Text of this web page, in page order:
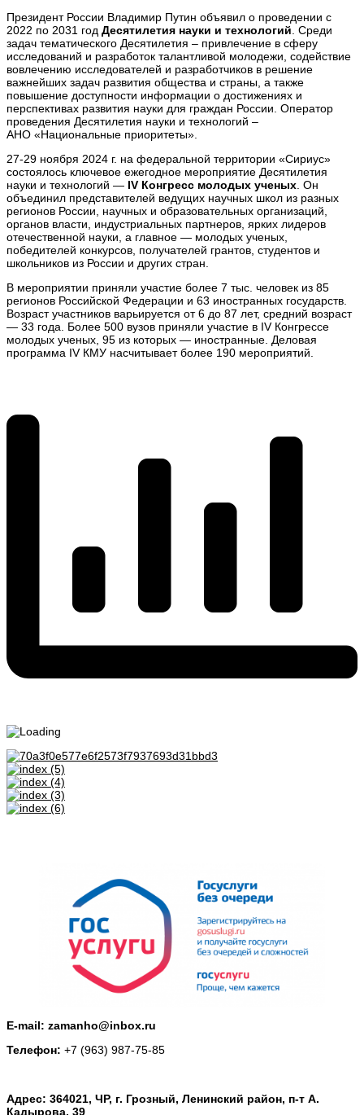
Президент России Владимир Путин объявил о проведении с
2022 по 2031 год Десятилетия науки и технологий . Среди
задач тематического Десятилетия – привлечение в сферу
исследований и разработок талантливой молодежи, содействие
вовлечению исследователей и разработчиков в решение
важнейших задач развития общества и страны, а также
повышение доступности информации о достижениях и
перспективах развития науки для граждан России. Оператор
проведения Десятилетия науки и технологий –
АНО «Национальные приоритеты».
27-29 ноября 2024 г. на федеральной территории «Сириус»
состоялось ключевое ежегодное мероприятие Десятилетия
науки и технологий — IV Конгресс молодых ученых . Он
объединил представителей ведущих научных школ из разных
регионов России, научных и образовательных организаций,
органов власти, индустриальных партнеров, ярких лидеров
отечественной науки, а главное — молодых ученых,
победителей конкурсов, получателей грантов, студентов и
школьников из России и других стран.
В мероприятии приняли участие более 7 тыс. человек из 85
регионов Российской Федерации и 63 иностранных государств.
Возраст участников варьируется от 6 до 87 лет, средний возраст
— 33 года. Более 500 вузов приняли участие в IV Конгрессе
молодых ученых, 95 из которых — иностранные. Деловая
программа IV КМУ насчитывает более 190 мероприятий.
E-mail: zamanho@inbox.ru
Телефон: +7 (963) 987-75-85
Адрес: 364021, ЧР, г. Грозный, Ленинский район, п-т А.
Кадырова, 39